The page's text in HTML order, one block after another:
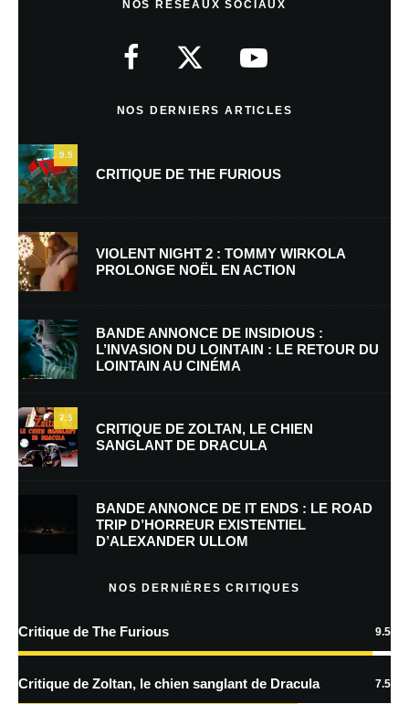
Nom*
E-mail* Site web
Enregistrer mon nom, mon e-mail et mon site dans le navigateur pour
mon prochain commentaire.
Prévenez-moi de tous les nouveaux commentaires par e-mail.
En savoir
traitées
NOS RÉSEAUX SOCIAUX
NOS DERNIERS ARTICLES
9.5
CRITIQUE DE THE FURIOUS
VIOLENT NIGHT 2 : TOMMY WIRKOLA
PROLONGE NOËL EN ACTION
BANDE ANNONCE DE INSIDIOUS :
L’INVASION DU LOINTAIN : LE RETOUR DU
LOINTAIN AU CINÉMA
7.5
CRITIQUE DE ZOLTAN, LE CHIEN
SANGLANT DE DRACULA
BANDE ANNONCE DE IT ENDS : LE ROAD
TRIP D’HORREUR EXISTENTIEL
D’ALEXANDER ULLOM
NOS DERNIÈRES CRITIQUES
Critique de The Furious 9.5
Critique de Zoltan, le chien sanglant de Dracula 7.5